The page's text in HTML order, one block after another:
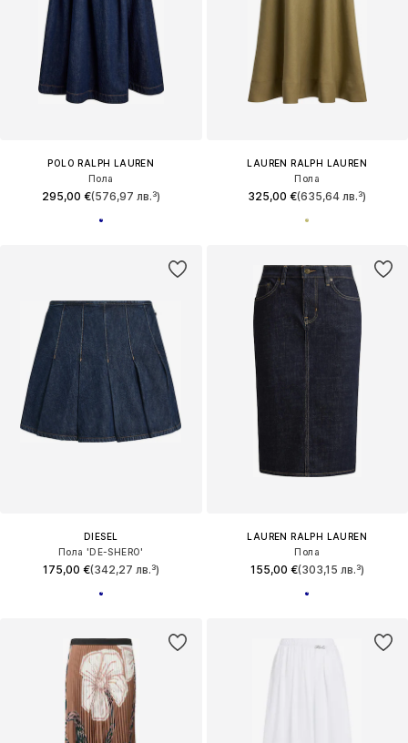
POLO RALPH LAUREN
Пола
295,00 €(576,97 лв.³)
LAUREN RALPH LAUREN
Пола
325,00 €(635,64 лв.³)
DIESEL
Пола 'DE-SHERO'
175,00 €(342,27 лв.³)
LAUREN RALPH LAUREN
Пола
155,00 €(303,15 лв.³)